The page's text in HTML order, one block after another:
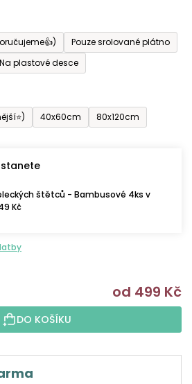
Pouze srolované plátno
Na plastové desce
40x60cm 80x120cm
štětců - Bambusové 4ks v
Kč
od 499 Kč
DO KOŠÍKU